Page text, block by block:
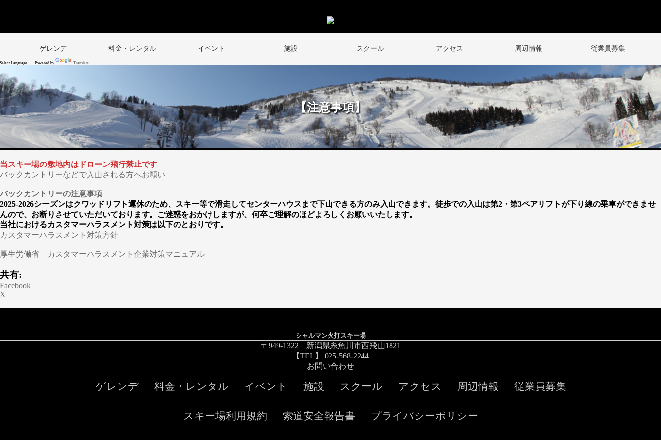
ゲレンデ 料金・レンタル イベント 施設 スクール アクセス 周辺情報 従業員募集
Powered by Translate
【注意事項】
当スキー場の敷地内はドローン飛行禁止です
バックカントリーなどで入山される方へお願い
バックカントリーの注意事項
2025-2026シーズンはクワッドリフト運休のため、スキー等で滑走してセンターハウスまで下山できる方のみ入山できます。徒歩での入山は第2・第3ペアリフトが下り線の乗車ができませ
んので、お断りさせていただいております。ご迷惑をおかけしますが、何卒ご理解のほどよろしくお願いいたします。
当社におけるカスタマーハラスメント対策は以下のとおりです。
カスタマーハラスメント対策方針
厚生労働省 カスタマーハラスメント企業対策マニュアル
共有:
Facebook
X
シャルマン火打スキー場
〒949-1322 新潟県糸魚川市西飛山1821
【TEL】 025-568-2244
お問い合わせ
ゲレンデ 料金・レンタル イベント 施設 スクール アクセス 周辺情報 従業員募集
スキー場利用規約 索道安全報告書 プライバシーポリシー